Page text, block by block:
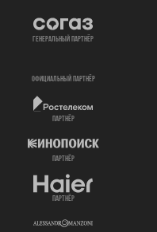
генеральный партнёр
официальный партнёр
партнёр
партнёр
партнёр